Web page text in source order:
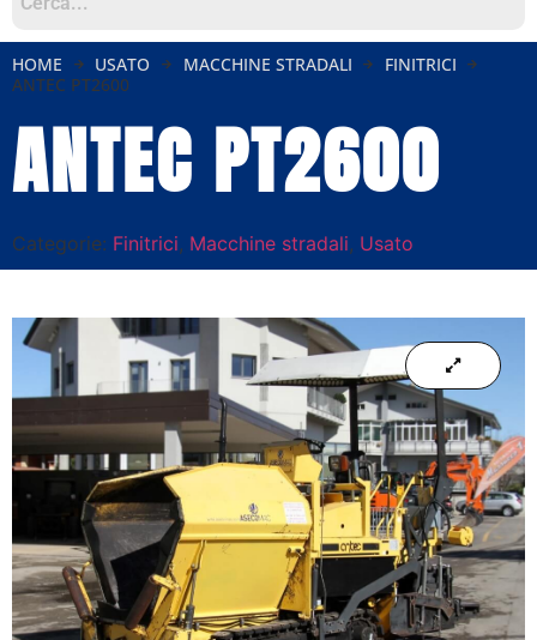
HOME USATO MACCHINE STRADALI
FINITRICI
ANTEC PT2600
ANTEC PT2600
Categorie: Finitrici, Macchine stradali, Usato